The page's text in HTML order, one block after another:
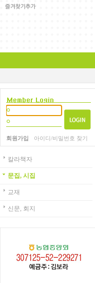
회원가입 아이디/비밀번호 찾기
칼라책자
문집, 시집
교재
신문, 회지